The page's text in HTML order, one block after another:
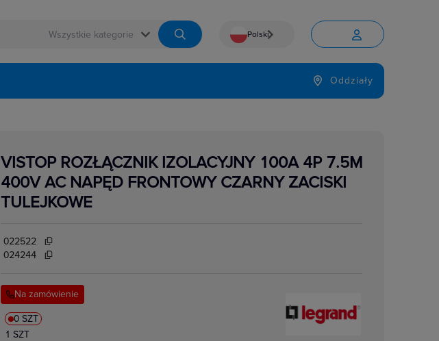
 Polski
Język

Oddziały
VISTOP ROZŁĄCZNIK IZOLACYJNY 100A 4P 7.5M
400V AC NAPĘD FRONTOWY CZARNY ZACISKI
TULEJKOWE
022522
024244
Na zamówienie
0 SZT
1 SZT